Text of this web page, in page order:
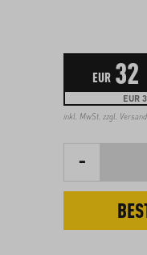
EUR 32
EUR
inkl. MwSt. zzgl. Versand
-